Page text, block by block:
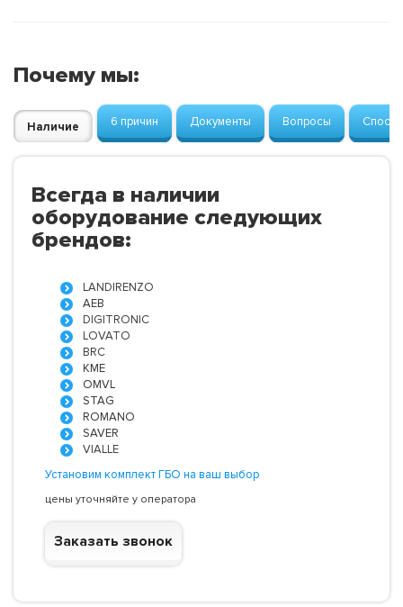
Почему мы:
Наличие 6 причин Документы Вопросы
Всегда в наличии
оборудование следующих
брендов:
LANDIRENZO
AEB
DIGITRONIC
LOVATO
BRC
KME
OMVL
STAG
ROMANO
SAVER
VIALLE
Установим комплект ГБО на ваш выбор
цены уточняйте у оператора
Заказать звонок